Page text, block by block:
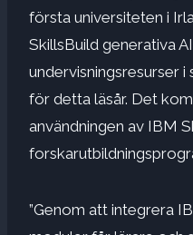
första universiteten i
SkillsBuild generativa
undervisningsresurser i
för detta läsår. Det
användningen av IBM
”Genom att integrera